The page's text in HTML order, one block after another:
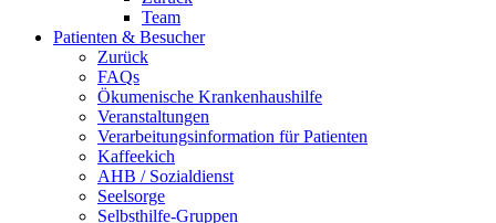
Team
Patienten & Besucher
Zurück
FAQs
Ökumenische Krankenhaushilfe
Veranstaltungen
Verarbeitungsinformation für Patienten
Kaffeekich
AHB / Sozialdienst
Seelsorge
Selbsthilfe-Gruppen